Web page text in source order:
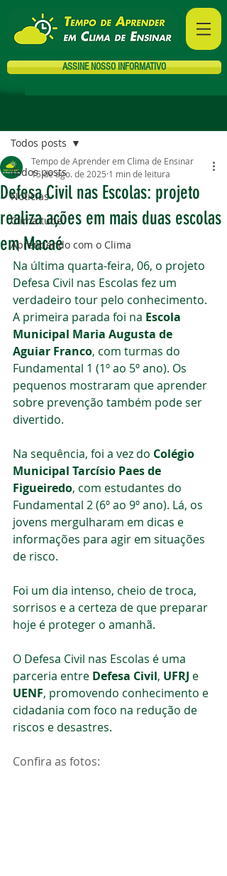
ASSINE NOSSO INFORMATIVO
Todos posts
Notícias
Clima tube
Aprendendo com o Clima
Todos posts
Defesa Civil nas Escolas: projeto
realiza ações em mais duas escolas
em Macaé
Tempo de Aprender em Clima de Ensinar
15 de ago. de 2025 1 min de leitura
Na última quarta-feira, 06, o projeto
Defesa Civil nas Escolas fez um
verdadeiro tour pelo conhecimento.
A primeira parada foi na Escola
Municipal Maria Augusta de
Aguiar Franco, com turmas do
Fundamental 1 (1º ao 5º ano). Os
pequenos mostraram que aprender
sobre prevenção também pode ser
divertido.
Na sequência, foi a vez do Colégio
Municipal Tarcísio Paes de
Figueiredo, com estudantes do
Fundamental 2 (6º ao 9º ano). Lá, os
jovens mergulharam em dicas e
informações para agir em situações
de risco.
Foi um dia intenso, cheio de troca,
sorrisos e a certeza de que preparar
hoje é proteger o amanhã.
O Defesa Civil nas Escolas é uma
parceria entre Defesa Civil, UFRJ e
UENF, promovendo conhecimento e
cidadania com foco na redução de
riscos e desastres.
Confira as fotos: